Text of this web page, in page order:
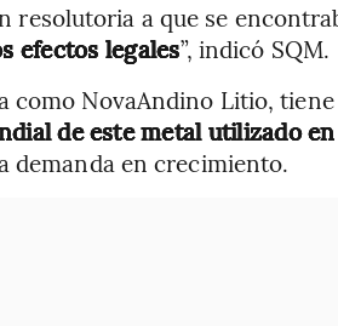
resolutoria a que se
efectos legales”, indicó SQM.
como NovaAndino Litio,
de este metal utilizado
demanda en crecimiento.